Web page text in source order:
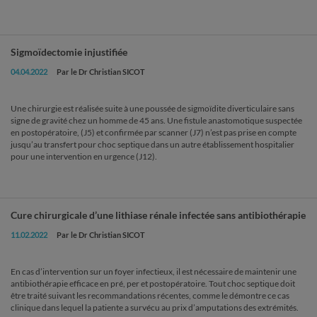
Sigmoïdectomie injustifiée
04.04.2022 Par le Dr Christian SICOT
Une chirurgie est réalisée suite à une poussée de sigmoïdite diverticulaire sans
signe de gravité chez un homme de 45 ans. Une fistule anastomotique suspectée
en postopératoire, (J5) et confirmée par scanner (J7) n’est pas prise en compte
jusqu’au transfert pour choc septique dans un autre établissement hospitalier
pour une intervention en urgence (J12).
Cure chirurgicale d’une lithiase rénale infectée sans antibiothérapie
11.02.2022 Par le Dr Christian SICOT
En cas d’intervention sur un foyer infectieux, il est nécessaire de maintenir une
antibiothérapie efficace en pré, per et postopératoire. Tout choc septique doit
être traité suivant les recommandations récentes, comme le démontre ce cas
clinique dans lequel la patiente a survécu au prix d’amputations des extrémités.